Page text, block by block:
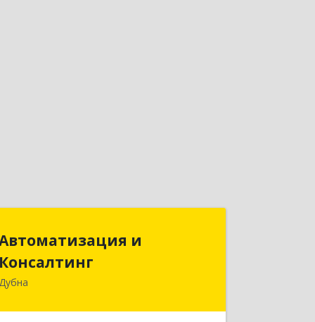
и
Консалтинг
Дубна
Консалтинг
141983, Московская обл, г.о.Дубна,